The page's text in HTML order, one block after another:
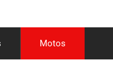
Motos